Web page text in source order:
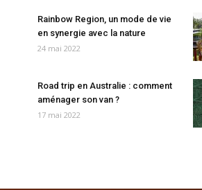
Rainbow Region, un mode de vie
en synergie avec la nature
24 mai 2022
Road trip en Australie : comment
aménager son van ?
17 mai 2022